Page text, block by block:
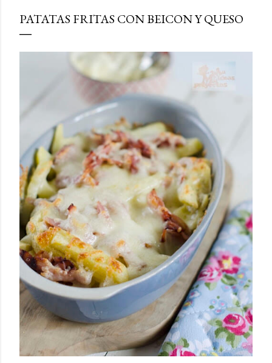
satisface. Estas alubias crujientes al horno van a cambiar
por completo tu forma de ver las legumbres. Olvídate de
copiosos de invierno. Con esta receta simple pero
revolucionaria, transformaremos un ingrediente tan
humilde como la alubia de La Bañeza en un snack ligero,
dorado, cargado de proteína y 100% natural. Es el
sustituto perfecto a los frutos se...
PATATAS FRITAS CON BEICON Y QUESO